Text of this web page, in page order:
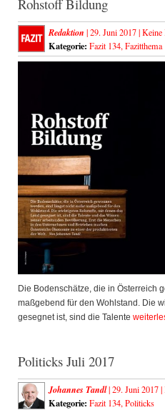
Rohstoff Bildung
Redaktion | 29. Juni 2017 |Keine
Kategorie: Fazit 134, Fazitthema
Die Bodenschätze, die in Österreich
maßgebend für den Wohlstand. Die
gesegnet ist, sind die Talente
Politicks Juli 2017
Johannes Tandl| 29. Juni 2017 |
Kategorie: Fazit 134, Politicks